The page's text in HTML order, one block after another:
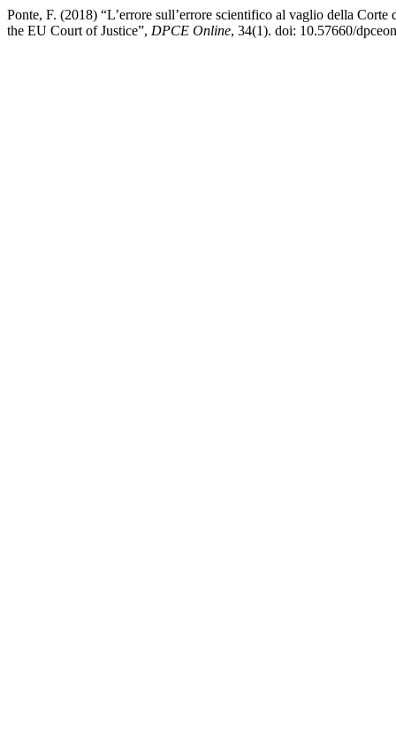
Ponte, F. (2018) “L’errore sull’errore scientifico al vaglio della
the EU Court of Justice”, DPCE Online, 34(1). doi: 10.57660/